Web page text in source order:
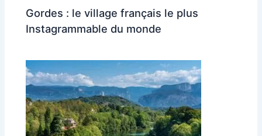
Gordes : le village français le plus
Instagrammable du monde